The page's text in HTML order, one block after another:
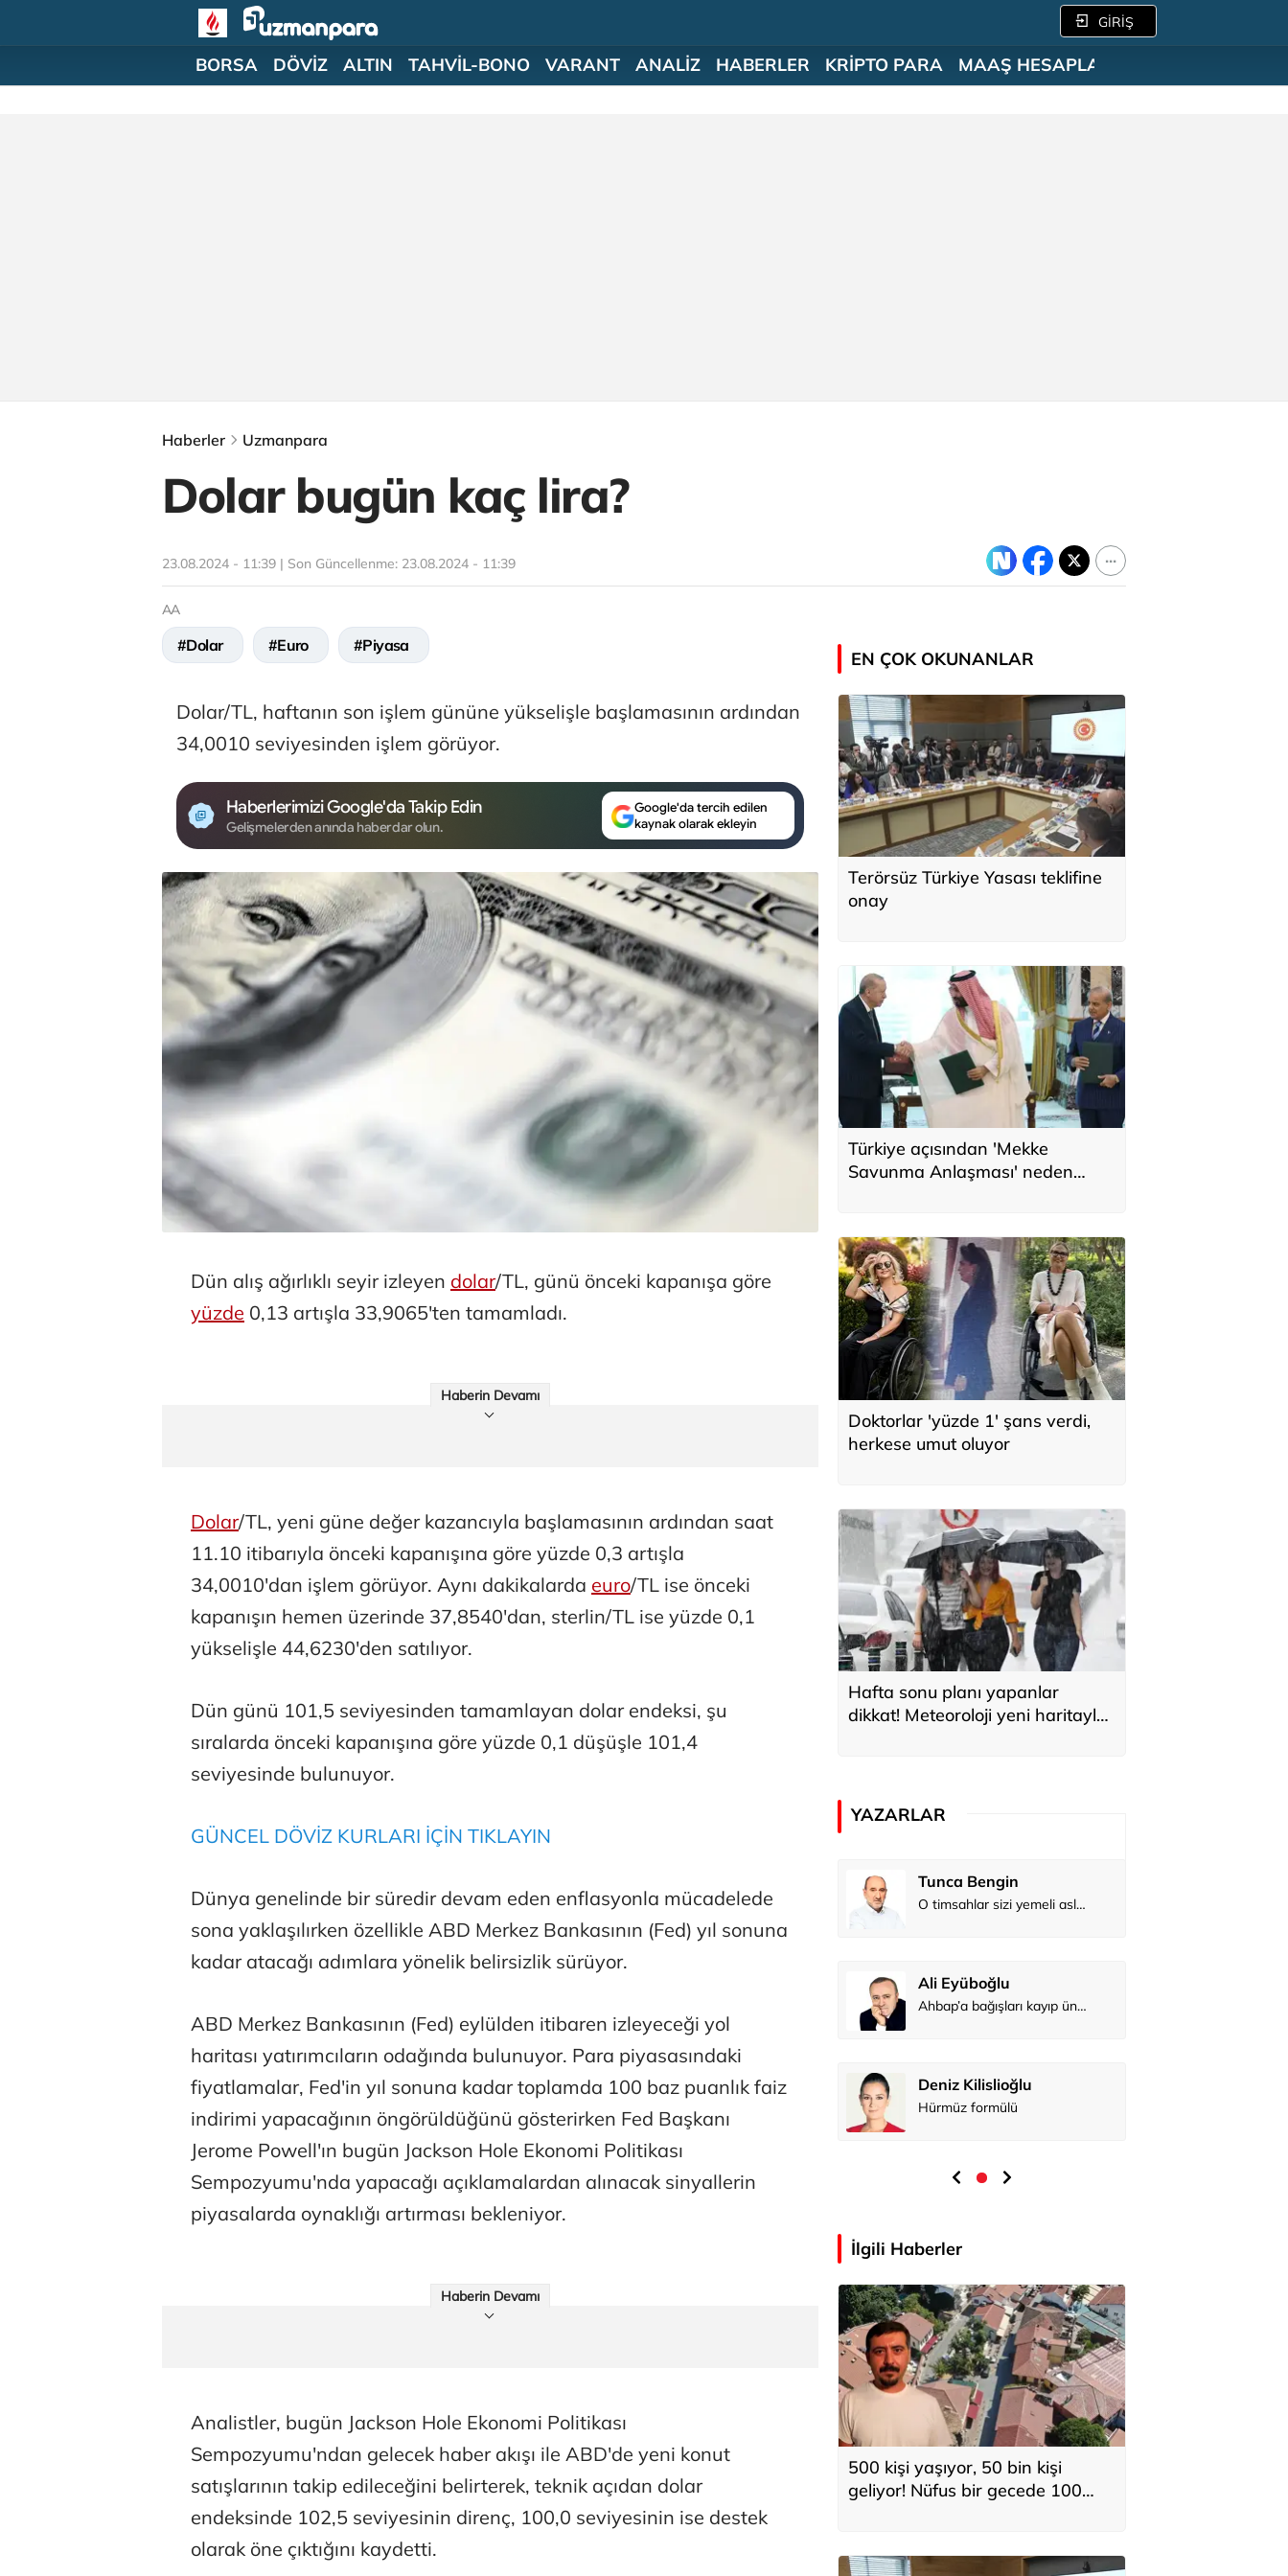
GİRİŞ
BORSA DÖVİZ ALTIN TAHVİL-BONO VARANT ANALİZ HABERLER KRİPTO PARA MAAŞ HESAPLAMA
Haberler Uzmanpara
Dolar bugün kaç lira?
23.08.2024 - 11:39 | Son Güncellenme: 23.08.2024 - 11:39
AA
#Dolar #Euro #Piyasa
Dolar/TL, haftanın son işlem gününe yükselişle başlamasının ardından
34,0010 seviyesinden işlem görüyor.
Haberlerimizi Google'da Takip Edin
Gelişmelerden anında haberdar olun.
Google'da tercih edilen
kaynak olarak ekleyin
Dün alış ağırlıklı seyir izleyen dolar/TL, günü önceki kapanışa göre
yüzde 0,13 artışla 33,9065'ten tamamladı.
Haberin Devamı
Dolar/TL, yeni güne değer kazancıyla başlamasının ardından saat
11.10 itibarıyla önceki kapanışına göre yüzde 0,3 artışla
34,0010'dan işlem görüyor. Aynı dakikalarda euro/TL ise önceki
kapanışın hemen üzerinde 37,8540'dan, sterlin/TL ise yüzde 0,1
yükselişle 44,6230'den satılıyor.
Dün günü 101,5 seviyesinden tamamlayan dolar endeksi, şu
sıralarda önceki kapanışına göre yüzde 0,1 düşüşle 101,4
seviyesinde bulunuyor.
GÜNCEL DÖVİZ KURLARI İÇİN TIKLAYIN
Dünya genelinde bir süredir devam eden enflasyonla mücadelede
sona yaklaşılırken özellikle ABD Merkez Bankasının (Fed) yıl sonuna
kadar atacağı adımlara yönelik belirsizlik sürüyor.
ABD Merkez Bankasının (Fed) eylülden itibaren izleyeceği yol
haritası yatırımcıların odağında bulunuyor. Para piyasasındaki
fiyatlamalar, Fed'in yıl sonuna kadar toplamda 100 baz puanlık faiz
indirimi yapacağının öngörüldüğünü gösterirken Fed Başkanı
Jerome Powell'ın bugün Jackson Hole Ekonomi Politikası
Sempozyumu'nda yapacağı açıklamalardan alınacak sinyallerin
piyasalarda oynaklığı artırması bekleniyor.
Haberin Devamı
Analistler, bugün Jackson Hole Ekonomi Politikası
Sempozyumu'ndan gelecek haber akışı ile ABD'de yeni konut
satışlarının takip edileceğini belirterek, teknik açıdan dolar
endeksinde 102,5 seviyesinin direnç, 100,0 seviyesinin ise destek
olarak öne çıktığını kaydetti.
EN ÇOK OKUNANLAR
Terörsüz Türkiye Yasası teklifine
onay
Türkiye açısından 'Mekke
Savunma Anlaşması' neden
Doktorlar 'yüzde 1' şans verdi,
herkese umut oluyor
Hafta sonu planı yapanlar
dikkat! Meteoroloji yeni haritayla
YAZARLAR
O timsahlar sizi yemeli aslında!...
Deniz Kilislioğlu
Hürmüz formülü
Deniz Kilislioğlu
Hürmüz formülü
Tunca Bengin
O timsahlar sizi yemeli aslında!...
Ali Eyüboğlu
Ahbap’a bağışları kayıp ünlüler var
Deniz Kilislioğlu
Hürmüz formülü
İlgili Haberler
500 kişi yaşıyor, 50 bin kişi
geliyor! Nüfus bir gecede 100